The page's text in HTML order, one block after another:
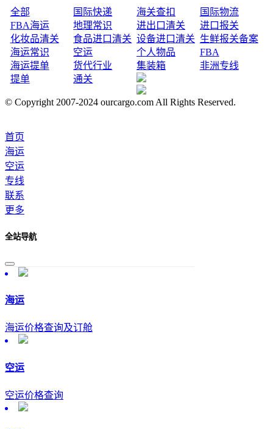
全部 国际快递 海关查扣
国际物流
FBA海运
地理常识 进出口清关
进口报关
化妆品清关
食品进口清关 设备进口清关 生鲜报关备案
海运常识
空运 个人物品
FBA
海运提单
货代行业 集装箱
非洲专线
提单
通关
© Copyright 2007-2024 ourcargo.com All Rights Reserved.
首页
海运
空运
专线
联系
更多
全站导航
海运
海运价格查询及订舱
空运
空运价格查询